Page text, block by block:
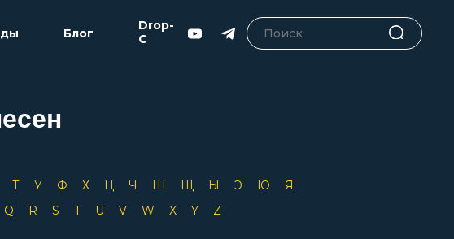
Блог
Drop-
C
Т У Ф Х Ц Ч Ш Щ Ы Э Ю
Я
Q R S T U V W X Y Z